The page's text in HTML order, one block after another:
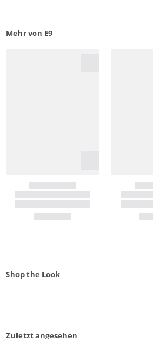
Mehr von E9
Shop the Look
Zuletzt angesehen